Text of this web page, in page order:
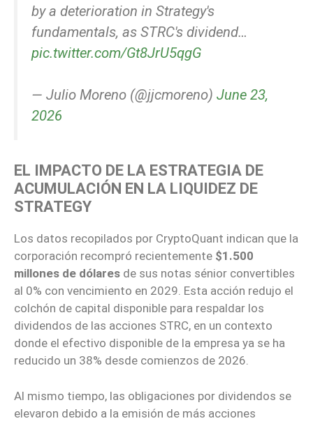
by a deterioration in Strategy's
fundamentals, as STRC's dividend…
pic.twitter.com/Gt8JrU5qgG
— Julio Moreno (@jjcmoreno) June 23,
2026
EL IMPACTO DE LA ESTRATEGIA DE
ACUMULACIÓN EN LA LIQUIDEZ DE
STRATEGY
Los datos recopilados por CryptoQuant indican que la
corporación recompró recientemente $1.500
millones de dólares de sus notas sénior convertibles
al 0% con vencimiento en 2029. Esta acción redujo el
colchón de capital disponible para respaldar los
dividendos de las acciones STRC, en un contexto
donde el efectivo disponible de la empresa ya se ha
reducido un 38% desde comienzos de 2026.
Al mismo tiempo, las obligaciones por dividendos se
elevaron debido a la emisión de más acciones